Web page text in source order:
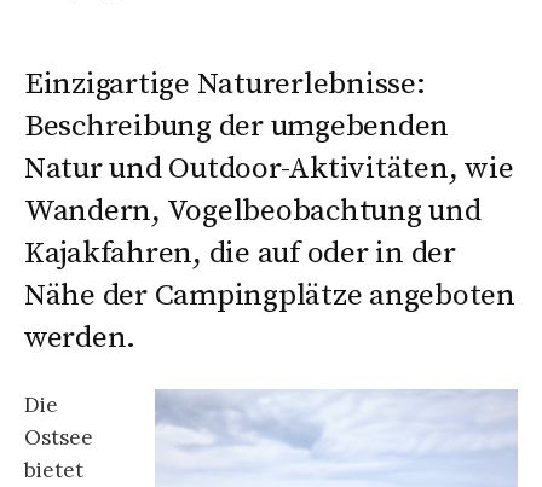
Einzigartige Naturerlebnisse:
Beschreibung der umgebenden
Natur und Outdoor-Aktivitäten, wie
Wandern, Vogelbeobachtung und
Kajakfahren, die auf oder in der
Nähe der Campingplätze angeboten
werden.
Die
Ostsee
bietet